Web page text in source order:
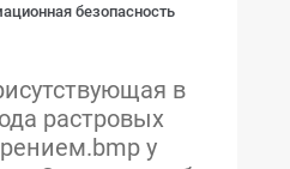
безопасность
в
растровых
у